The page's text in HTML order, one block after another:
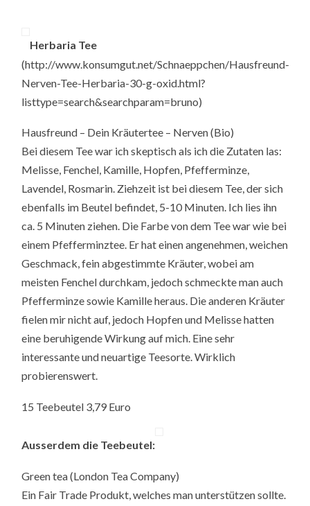
Herbaria Tee
(http://www.konsumgut.net/Schnaeppchen/Hausfreund-
Nerven-Tee-Herbaria-30-g-oxid.html?
listtype=search&searchparam=bruno)
Hausfreund – Dein Kräutertee – Nerven (Bio)
Bei diesem Tee war ich skeptisch als ich die Zutaten las:
Melisse, Fenchel, Kamille, Hopfen, Pfefferminze,
Lavendel, Rosmarin. Ziehzeit ist bei diesem Tee, der sich
ebenfalls im Beutel befindet, 5-10 Minuten. Ich lies ihn
ca. 5 Minuten ziehen. Die Farbe von dem Tee war wie bei
einem Pfefferminztee. Er hat einen angenehmen, weichen
Geschmack, fein abgestimmte Kräuter, wobei am
meisten Fenchel durchkam, jedoch schmeckte man auch
Pfefferminze sowie Kamille heraus. Die anderen Kräuter
fielen mir nicht auf, jedoch Hopfen und Melisse hatten
eine beruhigende Wirkung auf mich. Eine sehr
interessante und neuartige Teesorte. Wirklich
probierenswert.
15 Teebeutel 3,79 Euro
Ausserdem die Teebeutel:
Green tea (London Tea Company)
Ein Fair Trade Produkt, welches man unterstützen sollte.